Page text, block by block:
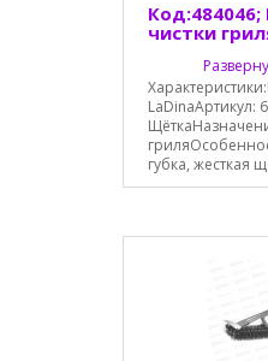
чистки
LaDinaАртикул:
губка, жесткая